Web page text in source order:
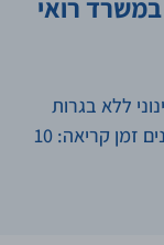
רואי
ללא בגרות
הפך לשותף במשרד רואי חשבון תוך 5 שנים זמן קריאה: 10